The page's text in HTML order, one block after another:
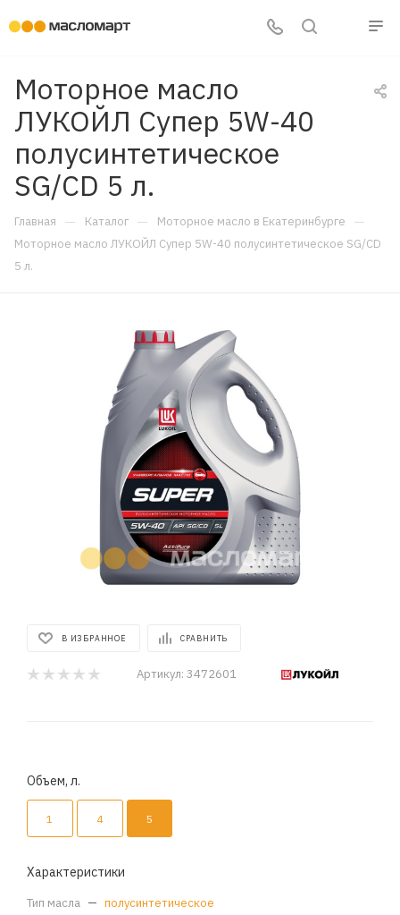
Моторное масло
ЛУКОЙЛ Супер 5W-40
полусинтетическое
SG/CD 5 л.
Главная — Каталог — Моторное масло в Екатеринбурге —
Моторное масло ЛУКОЙЛ Супер 5W-40 полусинтетическое SG/CD
5 л.
В ИЗБРАННОЕ СРАВНИТЬ
Артикул: 3472601
Объем, л.
1 4 5
Характеристики
Тип масла — полусинтетическое